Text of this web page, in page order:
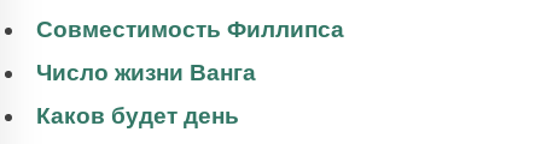
Совместимость Филлипса
Число жизни Ванга
Каков будет день